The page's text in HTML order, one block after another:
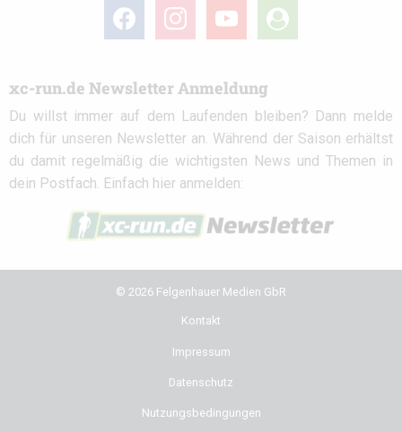
facebook instagramyoutube
user-
circle
xc-run.de Newsletter Anmeldung
Du willst immer auf dem Laufenden bleiben? Dann melde
dich für unseren Newsletter an. Während der Saison erhältst
du damit regelmäßig die wichtigsten News und Themen in
dein Postfach. Einfach hier anmelden:
© 2026 Felgenhauer Medien GbR
Kontakt
Impressum
Datenschutz
Nutzungsbedingungen